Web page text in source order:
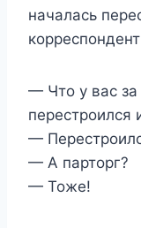
началась
— Что у вас за
перестроился
—
— А парторг?
— Тоже!